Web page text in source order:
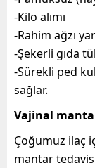
-Kilo alımı
-Rahim ağzı
-Şekerli gıda
-Sürekli ped
sağlar.
Vajinal
Çoğumuz ilaç
mantar